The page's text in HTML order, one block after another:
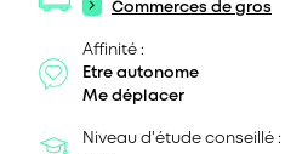
Commerces de gros
Affinité :
Etre autonome
Me déplacer
Niveau d'étude conseillé :